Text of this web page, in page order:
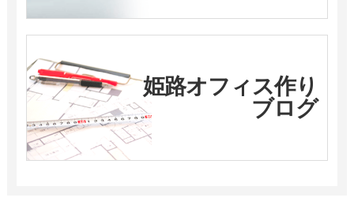
姫路オフィス作り
ブログ